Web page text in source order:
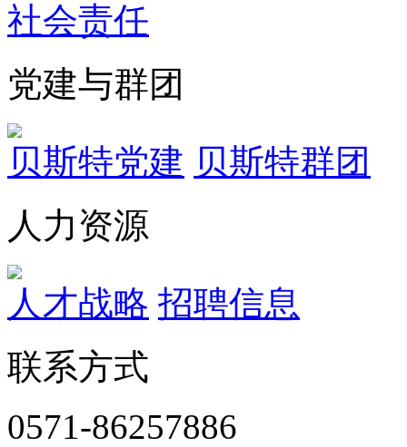
社会责任
党建与群团
贝斯特党建 贝斯特群团
人力资源
人才战略 招聘信息
联系方式
0571-86257886